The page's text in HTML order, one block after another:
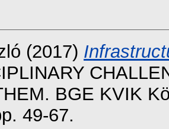
(2017)
BGE KVIK
49-67.